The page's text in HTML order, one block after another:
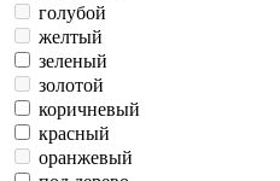
голубой
желтый
зеленый
золотой
коричневый
красный
оранжевый